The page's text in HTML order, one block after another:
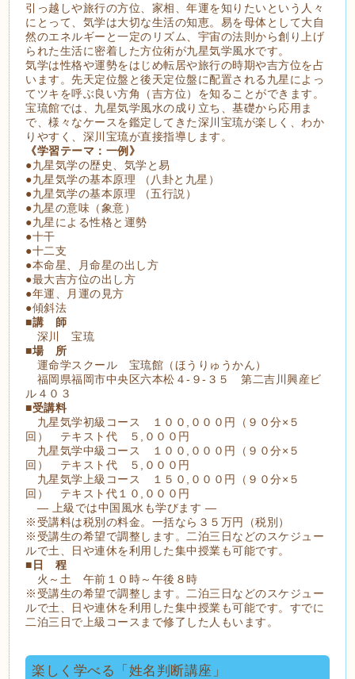
引っ越しや旅行の方位、家相、年運を知りたいという人々
にとって、気学は大切な生活の知恵。易を母体として大自
然のエネルギーと一定のリズム、宇宙の法則から創り上げ
られた生活に密着した方位術が九星気学風水です。
気学は性格や運勢をはじめ転居や旅行の時期や吉方位を占
います。先天定位盤と後天定位盤に配置される九星によっ
てツキを呼ぶ良い方角（吉方位）を知ることができます。
宝琉館では、九星気学風水の成り立ち、基礎から応用ま
で、様々なケースを鑑定してきた深川宝琉が楽しく、わか
りやすく、深川宝琉が直接指導します。
《学習テーマ：一例》
●九星気学の歴史、気学と易
●九星気学の基本原理 （八卦と九星）
●九星気学の基本原理 （五行説）
●九星の意味（象意）
●九星による性格と運勢
●十干
●十二支
●本命星、月命星の出し方
●最大吉方位の出し方
●年運、月運の見方
●傾斜法
■講 師
深川 宝琉
■場 所
運命学スクール 宝琉館（ほうりゅうかん）
福岡県福岡市中央区六本松４-９-３５ 第二吉川興産ビ
ル４０３
■受講料
九星気学初級コース １００,０００円（９０分×５
回） テキスト代 ５,０００円
九星気学中級コース １００,０００円（９０分×５
回） テキスト代 ５,０００円
九星気学上級コース １５０,０００円（９０分×５
回） テキスト代１０,０００円
― 上級では中国風水も学びます ―
※受講料は税別の料金。一括なら３５万円（税別）
※受講生の希望で調整します。二泊三日などのスケジュー
ルで土、日や連休を利用した集中授業も可能です。
■ 日 程
火～土 午前１０時～午後８時
※受講生の希望で調整します。二泊三日などのスケジュー
ルで土、日や連休を利用した集中授業も可能です。すでに
二泊三日で上級コースまで修了した人もいます。
楽しく学べる「姓名判断講座」